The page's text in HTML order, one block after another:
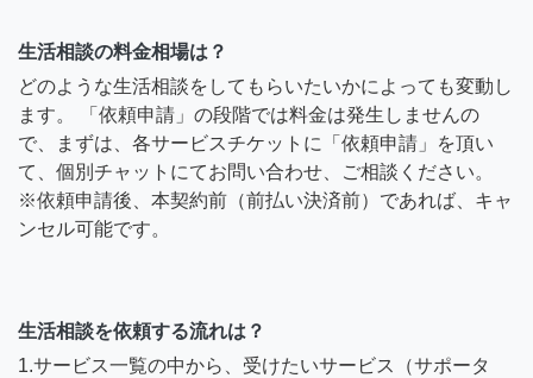
生活相談の料金相場は？
どのような生活相談をしてもらいたいかによっても変動し
ます。 「依頼申請」の段階では料金は発生しませんの
で、まずは、各サービスチケットに「依頼申請」を頂い
て、個別チャットにてお問い合わせ、ご相談ください。
※依頼申請後、本契約前（前払い決済前）であれば、キャ
ンセル可能です。
生活相談を依頼する流れは？
1.サービス一覧の中から、受けたいサービス（サポータ